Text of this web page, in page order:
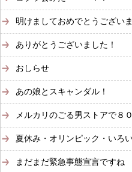
明けましておめでとうございま
ありがとうございました！
おしらせ
あの娘とスキャンダル！
メルカリのごる男ストアで８
夏休み・オリンピック・いろ
まだまだ緊急事態宣言ですね